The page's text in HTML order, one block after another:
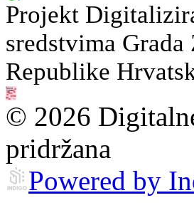
Projekt
sredstvima
Republike
© 2026
pridržana
Powered by